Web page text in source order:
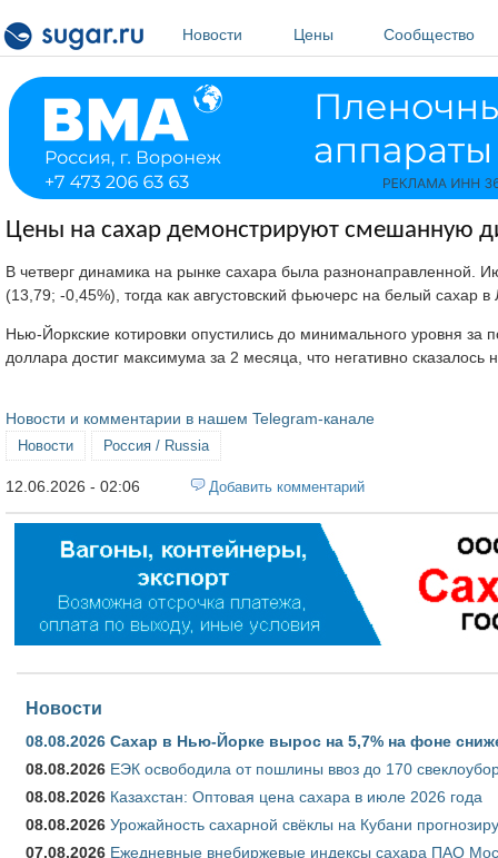
Новости
Цены Сообщество
Цены на сахар демонстрируют смешанную
В четверг динамика на рынке сахара была
(13,79; -0,45%), тогда как августовский фьючерс на белый сахар
Нью-Йоркские котировки опустились до минимального уровня
доллара достиг максимума за 2 месяца, что негативно сказалось
Новости и комментарии в нашем Telegram-канале
Новости Россия / Russia
12.06.2026 - 02:06 Добавить комментарий
Новости
08.08.2026 Сахар в Нью-Йорке вырос на 5,7% на фоне
08.08.2026 ЕЭК освободила от пошлины ввоз до 170
08.08.2026 Казахстан: Оптовая цена сахара в июле 2026 года
08.08.2026 Урожайность сахарной свёклы на Кубани
07.08.2026 Ежедневные внебиржевые индексы сахара ПАО